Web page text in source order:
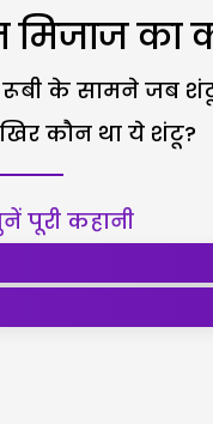
का
के सामने जब
कौन था ये शंटू?
पूरी कहानी